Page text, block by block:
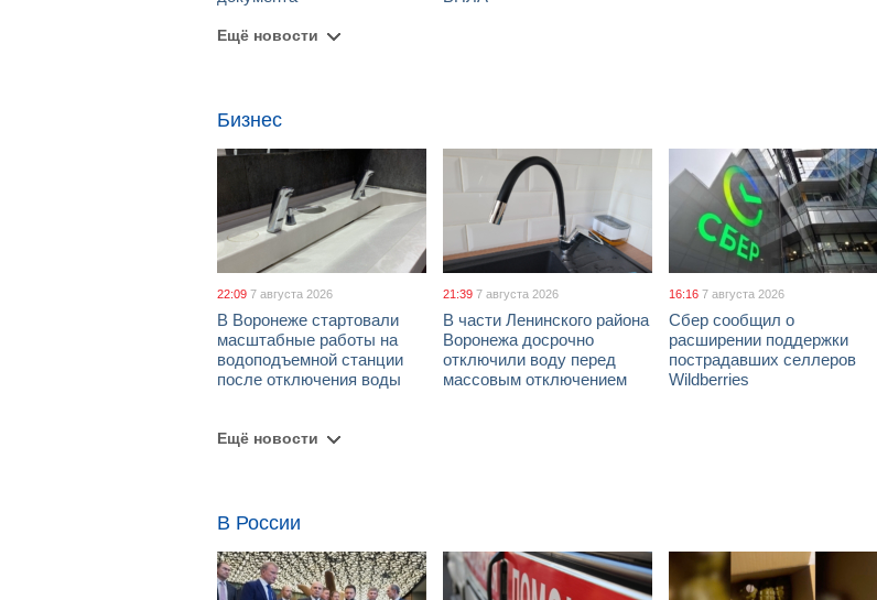
Ещё новости
Бизнес
22:09 7 августа 2026
В Воронеже стартовали
масштабные работы на
водоподъемной станции
после отключения воды
21:39 7 августа 2026
В части Ленинского района
Воронежа досрочно
отключили воду перед
массовым отключением
16:16 7 августа 2026
Сбер сообщил о
расширении поддержки
пострадавших селлеров
Wildberries
Ещё новости
В России